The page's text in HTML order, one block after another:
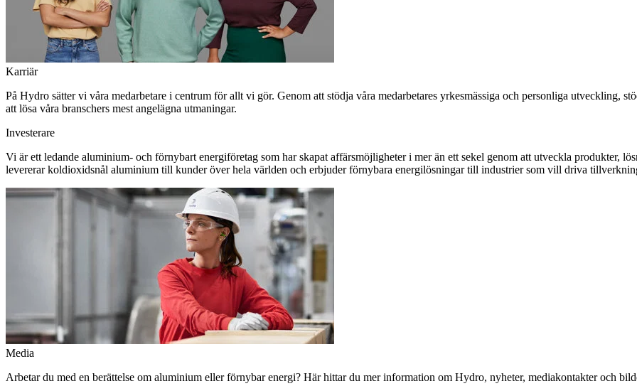
Karriär
På Hydro sätter vi våra medarbetare i centrum för allt vi gör. Genom att stödja våra medarbetares yrkesmässiga och personliga utveckling,
att lösa våra branschers mest angelägna utmaningar.
Investerare
Vi är ett ledande aluminium- och förnybart energiföretag som har skapat affärsmöjligheter i mer än ett sekel genom att utveckla produkter,
levererar koldioxidsnål aluminium till kunder över hela världen och erbjuder förnybara energilösningar till industrier som vill driva
Media
Arbetar du med en berättelse om aluminium eller förnybar energi? Här hittar du mer information om Hydro, nyheter, mediakontakter och